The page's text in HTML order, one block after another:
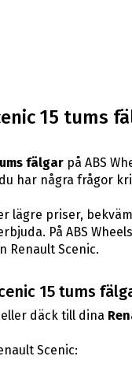
15 tums
fälgarpå ABS
har några frågor
lägre priser,
På ABS
Renault Scenic.
15 tums
däck till dina
Scenic: